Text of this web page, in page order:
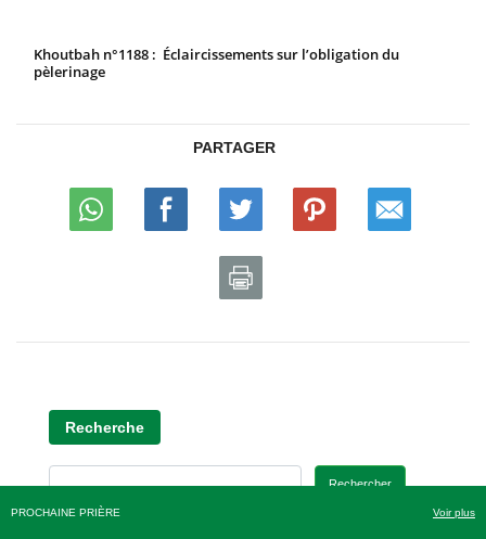
PROCHAINE PRIÈRE Voir plus
Khoutbah n°1188 : Éclaircissements sur l’obligation du
pèlerinage
PARTAGER
Recherche
Rechercher